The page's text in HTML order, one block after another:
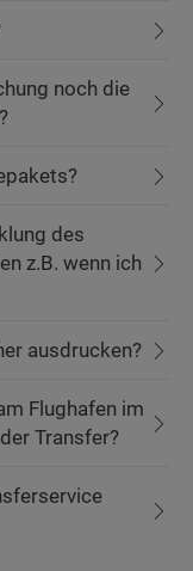
noch die
des
z.B. wenn ich
ausdrucken?
Flughafen im
Transfer?